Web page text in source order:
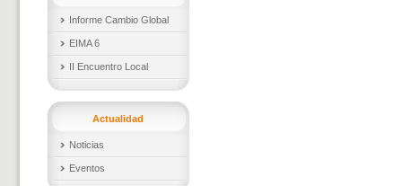
Informe Cambio Global
EIMA 6
II Encuentro Local
Actualidad
Noticias
Eventos